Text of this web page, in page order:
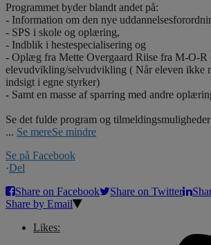
Programmet byder blandt andet på:
- Information om den nye
- SPS i skole og oplæring,
- Indblik i hestespecialisering og
- Oplæg fra Mette Overgaard Riise fra M-O-R
elevudvikling/selvudvikling ( Når eleven ikke
indsigt i egne styrker)
- Samt en masse af sparring med andre
Se det fulde program og
... Se mereSe mindre
Se på Facebook
·Del
Share on Facebook
Share on Twitter
Share by Email
Likes: